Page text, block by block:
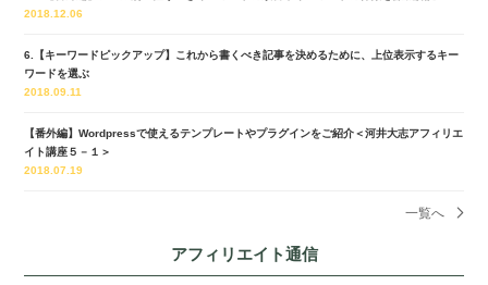
2018.12.06
6.【キーワードピックアップ】これから書くべき記事を決めるために、上位表示するキー
ワードを選ぶ
2018.09.11
【番外編】Wordpressで使えるテンプレートやプラグインをご紹介＜河井大志アフィリエ
イト講座５－１＞
2018.07.19
一覧へ
アフィリエイト通信